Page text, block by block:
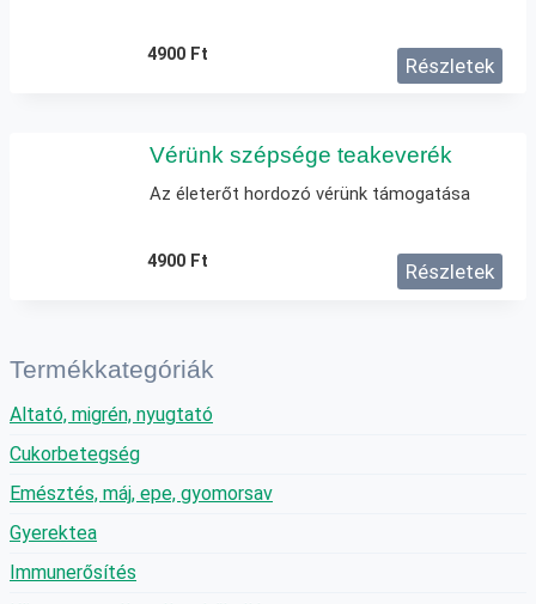
4900 Ft Részletek
Vérünk szépsége teakeverék
Az életerőt hordozó vérünk támogatása
4900 Ft Részletek
Termékkategóriák
Altató, migrén, nyugtató
Cukorbetegség
Emésztés, máj, epe, gyomorsav
Gyerektea
Immunerősítés